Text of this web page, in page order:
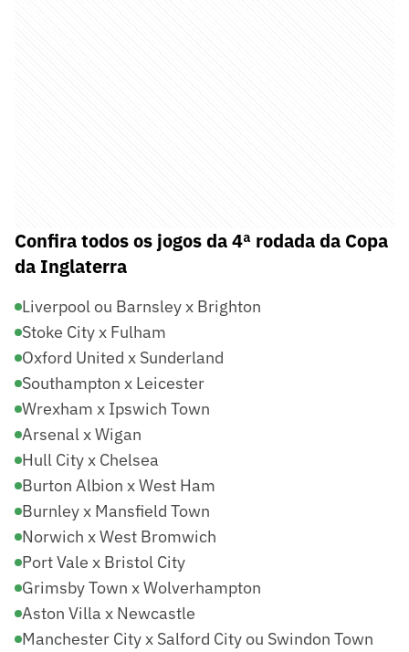
Confira todos os jogos da 4ª rodada da Copa
da Inglaterra
Liverpool ou Barnsley x Brighton
Stoke City x Fulham
Oxford United x Sunderland
Southampton x Leicester
Wrexham x Ipswich Town
Arsenal x Wigan
Hull City x Chelsea
Burton Albion x West Ham
Burnley x Mansfield Town
Norwich x West Bromwich
Port Vale x Bristol City
Grimsby Town x Wolverhampton
Aston Villa x Newcastle
Manchester City x Salford City ou Swindon Town